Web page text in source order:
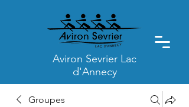
Aviron Sevrier Lac
d'Annecy
Groupes